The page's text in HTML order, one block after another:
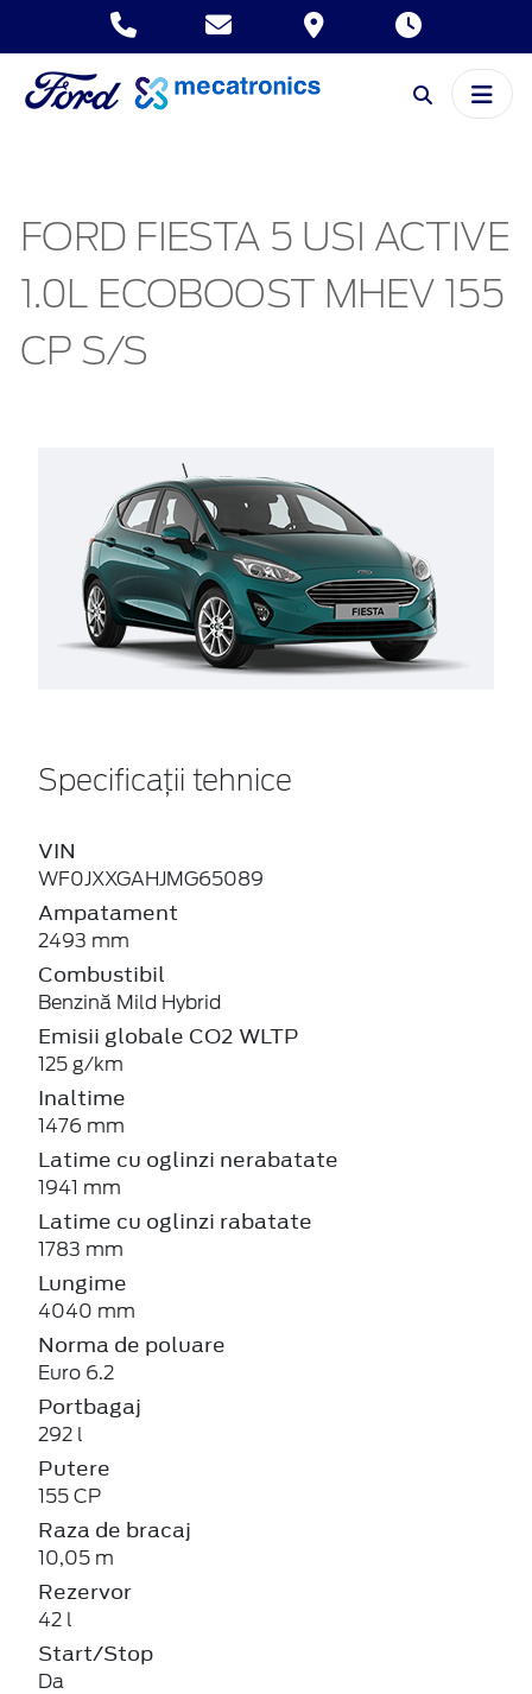
FORD FIESTA 5 USI ACTIVE
1.0L ECOBOOST MHEV 155
CP S/S
Specificații tehnice
VIN
WF0JXXGAHJMG65089
Ampatament
2493 mm
Combustibil
Benzină Mild Hybrid
Emisii globale CO2 WLTP
125 g/km
Inaltime
1476 mm
Latime cu oglinzi nerabatate
1941 mm
Latime cu oglinzi rabatate
1783 mm
Lungime
4040 mm
Norma de poluare
Euro 6.2
Portbagaj
292 l
Putere
155 CP
Raza de bracaj
10,05 m
Rezervor
42 l
Start/Stop
Da